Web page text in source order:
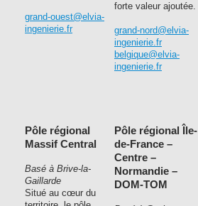
grand-ouest@elvia-
ingenierie.fr
forte valeur ajoutée.
grand-nord@elvia-
ingenierie.fr
belgique@elvia-
ingenierie.fr
Pôle régional
Massif Central
Basé à Brive-la-
Gaillarde
Situé au cœur du
Pôle régional Île-
de-France –
Centre –
Normandie –
DOM-TOM